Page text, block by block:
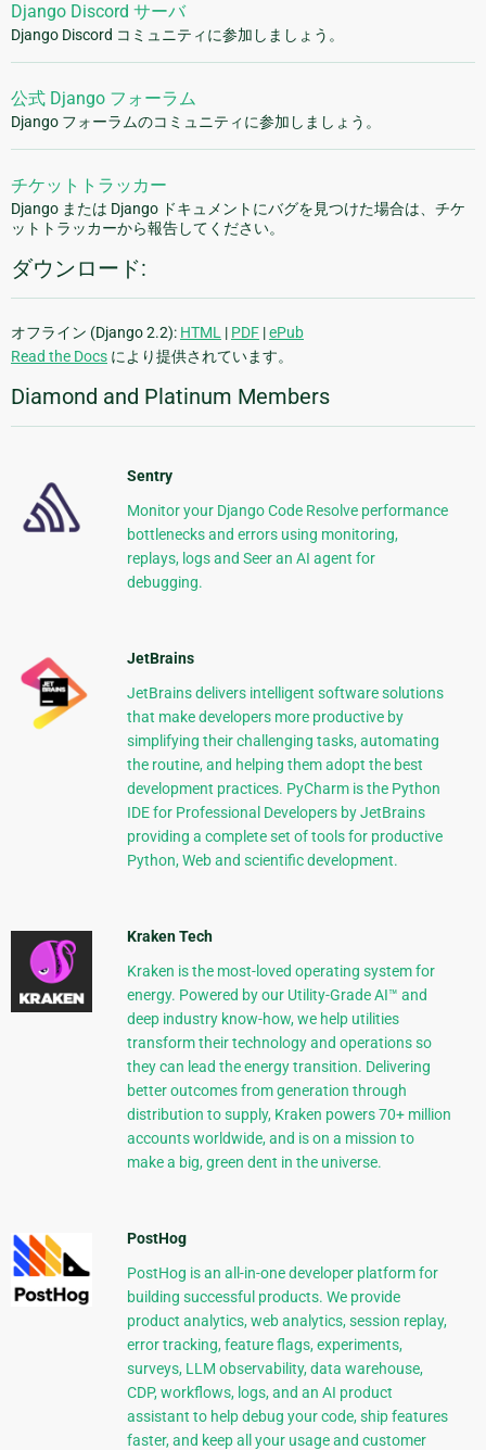
Django Discord サーバ
Django Discord コミュニティに参加しましょう。
公式 Django フォーラム
Django フォーラムのコミュニティに参加しましょう。
チケットトラッカー
Django または Django ドキュメントにバグを見つけた場合は、チケ
ットトラッカーから報告してください。
ダウンロード:
オフライン (Django 2.2): HTML | PDF |ePub
Read the Docs により提供されています。
Diamond and Platinum Members
Sentry
Monitor your Django Code Resolve performance
bottlenecks and errors using monitoring,
replays, logs and Seer an AI agent for
debugging.
JetBrains
JetBrains delivers intelligent software solutions
that make developers more productive by
simplifying their challenging tasks, automating
the routine, and helping them adopt the best
development practices. PyCharm is the Python
IDE for Professional Developers by JetBrains
providing a complete set of tools for productive
Python, Web and scientific development.
Kraken Tech
Kraken is the most-loved operating system for
energy. Powered by our Utility-Grade AI™ and
deep industry know-how, we help utilities
transform their technology and operations so
they can lead the energy transition. Delivering
better outcomes from generation through
distribution to supply, Kraken powers 70+ million
accounts worldwide, and is on a mission to
make a big, green dent in the universe.
PostHog
PostHog is an all-in-one developer platform for
building successful products. We provide
product analytics, web analytics, session replay,
error tracking, feature flags, experiments,
surveys, LLM observability, data warehouse,
CDP, workflows, logs, and an AI product
assistant to help debug your code, ship features
faster, and keep all your usage and customer